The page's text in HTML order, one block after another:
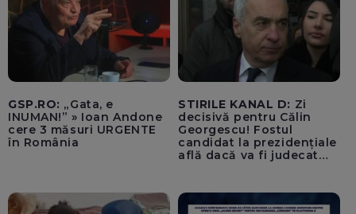
GSP.RO: „Gata, e
INUMAN!” » Ioan Andone
cere 3 măsuri URGENTE
în România
STIRILE KANAL D: Zi
decisivă pentru Călin
Georgescu! Fostul
candidat la prezidențiale
află dacă va fi judecat